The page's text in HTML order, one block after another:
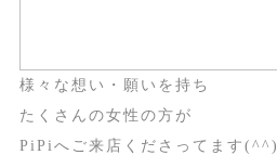
様々な想い・願いを持ち
たくさんの女性の方が
PiPiへご来店くださってます(^^)